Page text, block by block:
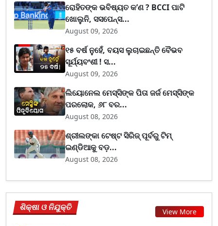
ରୋହିତଙ୍କ ଭବିଷ୍ୟତ କ’ଣ ? BCCI ପାଟି
ଖୋଲୁନି, ସସପେନ୍ସ...
August 09, 2026
୧୫ ବର୍ଷ ନୁହେଁ, ବୟସ ଲୁଚାଇଛନ୍ତି ବୈଭବ
ସୂର୍ଯ୍ୟବଂଶୀ ! ସ...
August 09, 2026
ଲିୟୋନେଲ ମେସ୍ସିଙ୍କ ପିତା ଜର୍ଜ ମେସ୍ସିଙ୍କ
ପରଲୋକ, ୬୮ ବର...
August 08, 2026
ଶ୍ରୀଲଙ୍କା ଟେଷ୍ଟ ସିରିଜ୍‌ ପୂର୍ବରୁ ଟିମ୍‌
ଇଣ୍ଡିଆକୁ ବଡ଼...
August 08, 2026
ଶିକ୍ଷା ଓ ନିଯୁକ୍ତି View More